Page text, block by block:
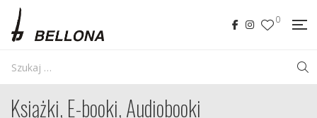
0
Książki, E-booki, Audiobooki